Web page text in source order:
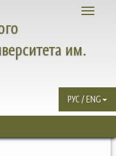
Toggle
им.
РУС / ENG